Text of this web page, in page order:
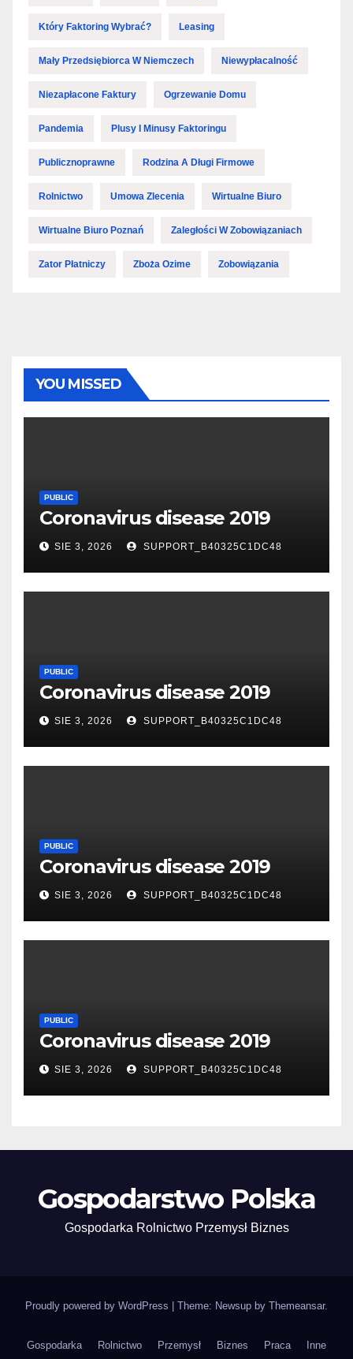
Który Faktoring Wybrać? Leasing
Mały Przedsiębiorca W Niemczech Niewypłacalność
Niezapłacone Faktury Ogrzewanie Domu
Pandemia Plusy I Minusy Faktoringu
Publicznoprawne Rodzina A Długi Firmowe
Rolnictwo Umowa Zlecenia Wirtualne Biuro
Wirtualne Biuro Poznań Zaległości W Zobowiązaniach
Zator Płatniczy Zboża Ozime Zobowiązania
YOU MISSED
PUBLIC
Coronavirus disease 2019
SIE 3, 2026 SUPPORT_B40325C1DC48
PUBLIC
Coronavirus disease 2019
SIE 3, 2026 SUPPORT_B40325C1DC48
PUBLIC
Coronavirus disease 2019
SIE 3, 2026 SUPPORT_B40325C1DC48
PUBLIC
Coronavirus disease 2019
SIE 3, 2026 SUPPORT_B40325C1DC48
Gospodarstwo Polska
Gospodarka Rolnictwo Przemysł Biznes
Proudly powered by WordPress Theme: Newsup by Themeansar.
Gospodarka Rolnictwo Przemysł Biznes Praca Inne